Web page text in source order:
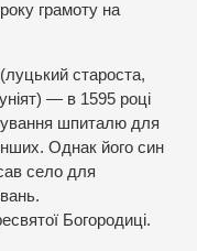
грамоту на
староста,
— в 1595 році
шпиталю для
Однак його син
село для
Богородиці.